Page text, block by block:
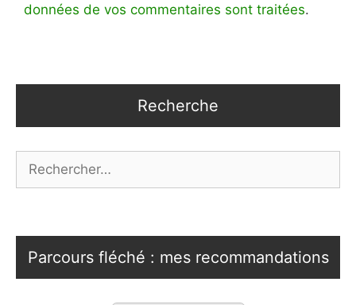
données de vos commentaires sont traitées.
Recherche
Parcours fléché : mes recommandations